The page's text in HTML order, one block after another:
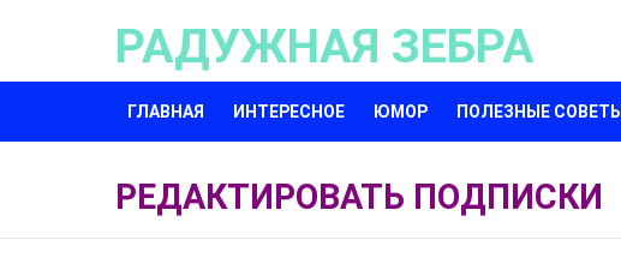
РАДУЖНАЯ ЗЕБРА
ГЛАВНАЯ ИНТЕРЕСНОЕ ЮМОР ПОЛЕЗНЫЕ СОВЕТЫ
РЕДАКТИРОВАТЬ ПОДПИСКИ